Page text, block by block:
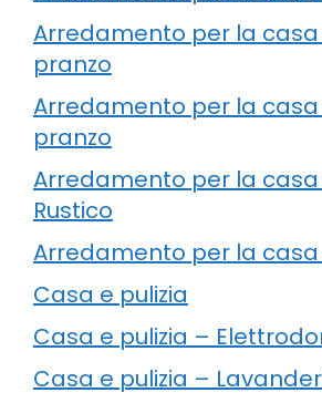
Arredamento per la
pranzo
Arredamento per la casa
pranzo
Arredamento per la casa
Rustico
Arredamento per la
Casa e pulizia
Casa e pulizia –
Casa e pulizia –